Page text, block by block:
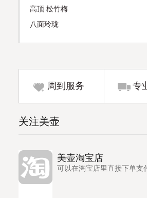
高顶 松竹梅
八面玲珑
周到服务 专
关注美壶
美壶淘宝店
可以在淘宝店里直接下单支